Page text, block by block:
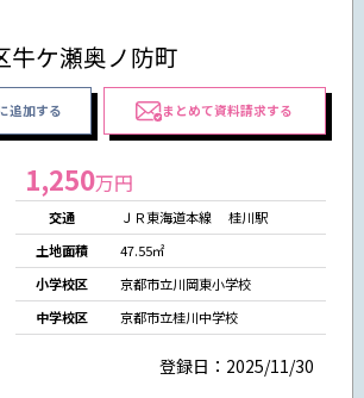
牛ケ瀬奥ノ防町
追加する まとめて資料請求する
1,250万円
交通
ＪＲ東海道本線 桂川駅
土地面積
47.55㎡
小学校区
京都市立川岡東小学校
中学校区
京都市立桂川中学校
登録日：2025/11/30